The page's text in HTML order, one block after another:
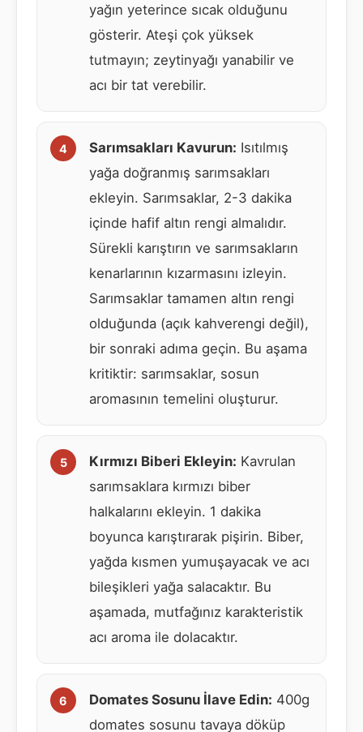
yağın yeterince sıcak olduğunu
gösterir. Ateşi çok yüksek
tutmayın; zeytinyağı yanabilir ve
acı bir tat verebilir.
Sarımsakları Kavurun: Isıtılmış
yağa doğranmış sarımsakları
ekleyin. Sarımsaklar, 2-3 dakika
içinde hafif altın rengi almalıdır.
Sürekli karıştırın ve sarımsakların
kenarlarının kızarmasını izleyin.
Sarımsaklar tamamen altın rengi
olduğunda (açık kahverengi değil),
bir sonraki adıma geçin. Bu aşama
kritiktir: sarımsaklar, sosun
aromasının temelini oluşturur.
Kırmızı Biberi Ekleyin: Kavrulan
sarımsaklara kırmızı biber
halkalarını ekleyin. 1 dakika
boyunca karıştırarak pişirin. Biber,
yağda kısmen yumuşayacak ve acı
bileşikleri yağa salacaktır. Bu
aşamada, mutfağınız karakteristik
acı aroma ile dolacaktır.
Domates Sosunu İlave Edin: 400g
domates sosunu tavaya döküp